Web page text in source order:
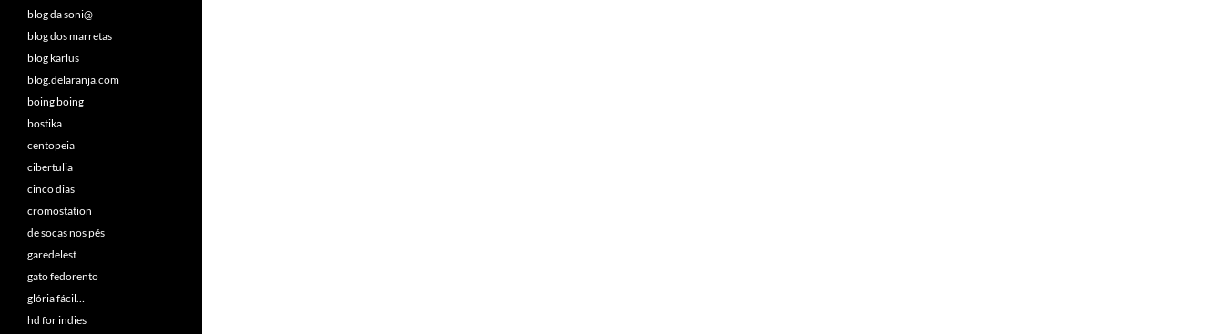
blog da soni@
blog dos marretas
blog karlus
blog.delaranja.com
boing boing
bostika
centopeia
cibertulia
cinco dias
cromostation
de socas nos pés
garedelest
gato fedorento
glória fácil…
hd for indies